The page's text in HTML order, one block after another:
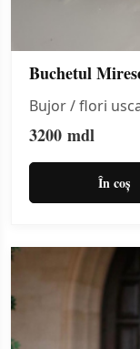
Buchetul
Bujor / flori
3200 mdl
În coș